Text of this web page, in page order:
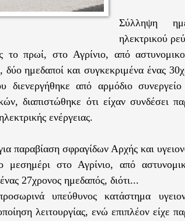
Σύλληψη
ηλεκτρικού
το πρωί, στο Αγρίνιο, από
δύο ημεδαποί και συγκεκριμένα ένας
διενεργήθηκε από αρμόδιο
διαπιστώθηκε ότι είχαν συνδέσει
ενέργειας.
παραβίαση σφραγίδων Αρχής και
μεσημέρι στο Αγρίνιο, από
27χρονος ημεδαπός, διότι...
υπεύθυνος κατάστημα
λειτουργίας, ενώ επιπλέον είχε